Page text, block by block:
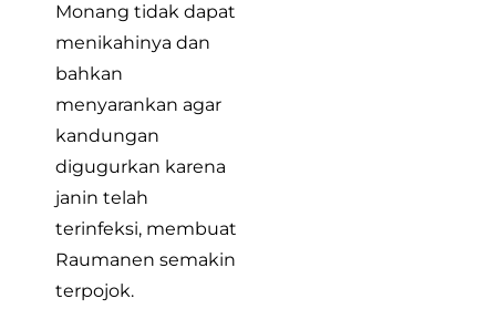
Monang tidak dapat
menikahinya dan
bahkan
menyarankan agar
kandungan
digugurkan karena
janin telah
terinfeksi, membuat
Raumanen semakin
terpojok.